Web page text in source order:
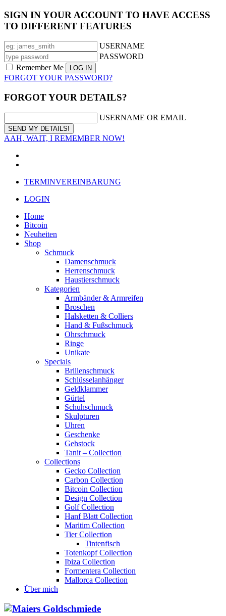
SIGN IN YOUR ACCOUNT TO HAVE ACCESS
TO DIFFERENT FEATURES
USERNAME
PASSWORD
Remember Me
FORGOT YOUR PASSWORD?
FORGOT YOUR DETAILS?
USERNAME OR EMAIL
AAH, WAIT, I REMEMBER NOW!
TERMINVEREINBARUNG
LOGIN
Home
Bitcoin
Neuheiten
Shop
Schmuck
Damenschmuck
Herrenschmuck
Haustierschmuck
Kategorien
Armbänder & Armreifen
Broschen
Halsketten & Colliers
Hand & Fußschmuck
Ohrschmuck
Ringe
Unikate
Specials
Brillenschmuck
Schlüsselanhänger
Geldklammer
Gürtel
Schuhschmuck
Skulpturen
Uhren
Geschenke
Gehstock
Tanit – Collection
Collections
Gecko Collection
Carbon Collection
Bitcoin Collection
Design Collection
Golf Collection
Hanf Blatt Collection
Maritim Collection
Tier Collection
Tintenfisch
Totenkopf Collection
Ibiza Collection
Formentera Collection
Mallorca Collection
Über mich